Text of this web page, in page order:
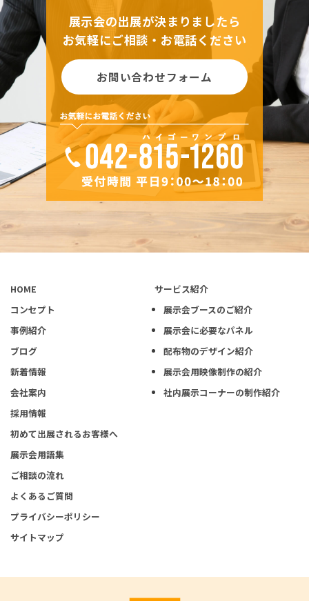
展示会の出展が決まりましたら
お気軽にご相談・お電話ください
お問い合わせフォーム
HOME
コンセプト
事例紹介
ブログ
新着情報
会社案内
採用情報
サービス紹介
展示会ブースのご紹介
展示会に必要なパネル
配布物のデザイン紹介
展示会用映像制作の紹介
社内展示コーナーの制作紹介
初めて出展されるお客様へ
展示会用語集
ご相談の流れ
よくあるご質問
プライバシーポリシー
サイトマップ